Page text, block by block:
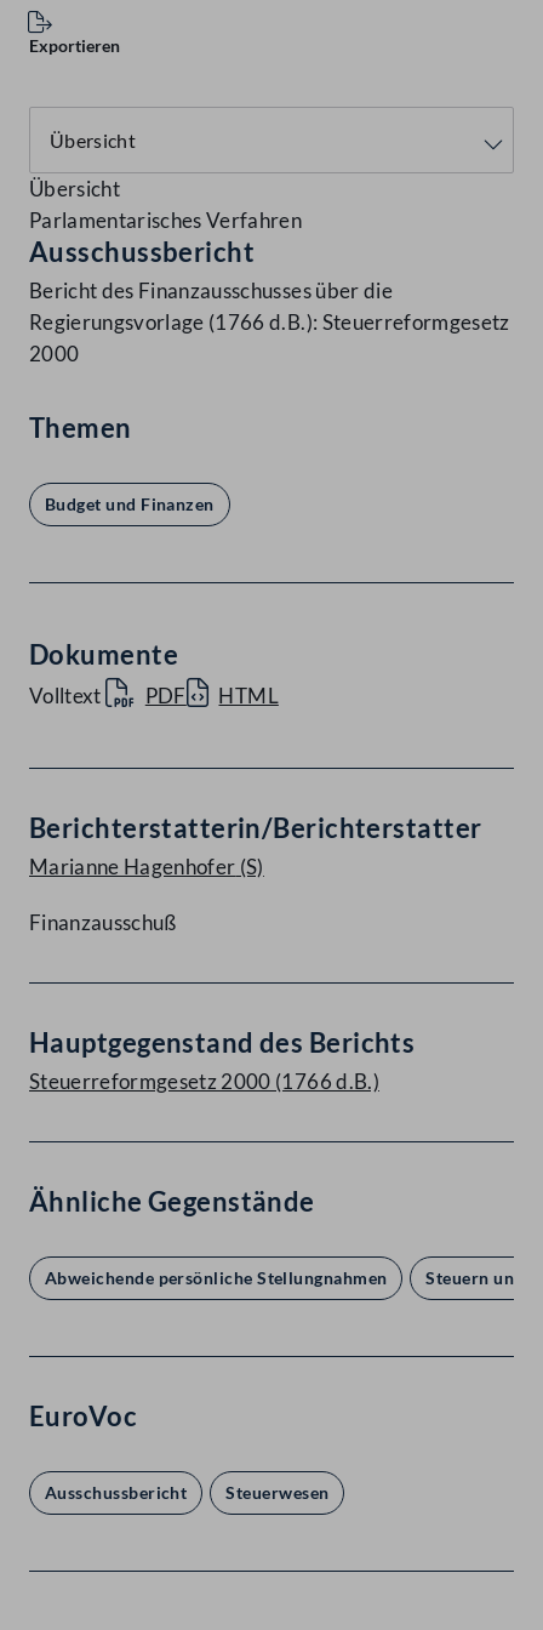
Exportieren
Übersicht
Parlamentarisches Verfahren
Ausschussbericht
Bericht des Finanzausschusses über die
Regierungsvorlage (1766 d.B.): Steuerreformgesetz
2000
Themen
Budget und Finanzen
Dokumente
Volltext PDF HTML
Berichterstatterin/Berichterstatter
Marianne Hagenhofer (S)
Finanzausschuß
Hauptgegenstand des Berichts
Steuerreformgesetz 2000 (1766 d.B.)
Ähnliche Gegenstände
Abweichende persönliche Stellungnahmen Steuern und
EuroVoc
Ausschussbericht Steuerwesen